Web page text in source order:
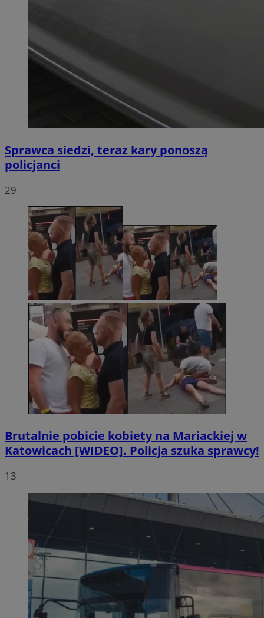
Sprawca siedzi, teraz kary ponoszą
policjanci
29
Brutalnie pobicie kobiety na Mariackiej w
Katowicach [WIDEO]. Policja szuka sprawcy!
13